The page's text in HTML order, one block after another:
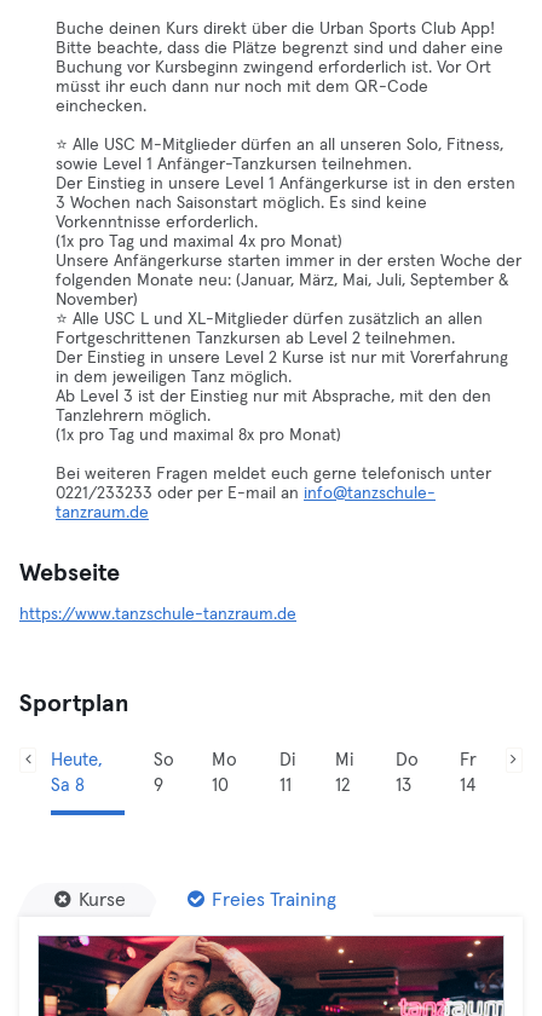
Buche deinen Kurs direkt über die Urban Sports Club App!
Bitte beachte, dass die Plätze begrenzt sind und daher eine
Buchung vor Kursbeginn zwingend erforderlich ist. Vor Ort
müsst ihr euch dann nur noch mit dem QR-Code
einchecken.
⭐️ Alle USC M-Mitglieder dürfen an all unseren Solo, Fitness,
sowie Level 1 Anfänger-Tanzkursen teilnehmen.
Der Einstieg in unsere Level 1 Anfängerkurse ist in den ersten
3 Wochen nach Saisonstart möglich. Es sind keine
Vorkenntnisse erforderlich.
(1x pro Tag und maximal 4x pro Monat)
Unsere Anfängerkurse starten immer in der ersten Woche der
folgenden Monate neu: (Januar, März, Mai, Juli, September &
November)
⭐️ Alle USC L und XL-Mitglieder dürfen zusätzlich an allen
Fortgeschrittenen Tanzkursen ab Level 2 teilnehmen.
Der Einstieg in unsere Level 2 Kurse ist nur mit Vorerfahrung
in dem jeweiligen Tanz möglich.
Ab Level 3 ist der Einstieg nur mit Absprache, mit den den
Tanzlehrern möglich.
(1x pro Tag und maximal 8x pro Monat)
Bei weiteren Fragen meldet euch gerne telefonisch unter
0221/233233 oder per E-mail an info@tanzschule-
tanzraum.de
Webseite
https://www.tanzschule-tanzraum.de
Sportplan
Heute,
Sa 8
So
9
Mo
10
Di
11
Mi
12
Do
13
Fr
14
Kurse Freies Training